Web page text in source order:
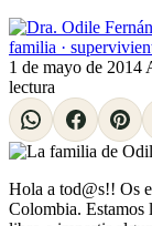
familia ·
1 de mayo de 2014
lectura
Hola a tod@s!! Os
Colombia. Estamos